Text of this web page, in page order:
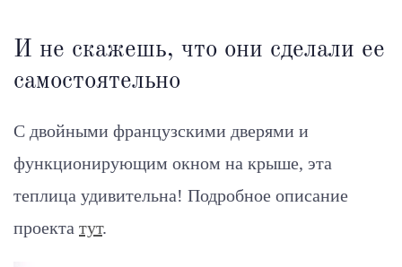
И не скажешь, что они сделали ее
самостоятельно
С двойными французскими дверями и
функционирующим окном на крыше, эта
теплица удивительна! Подробное описание
проекта тут.